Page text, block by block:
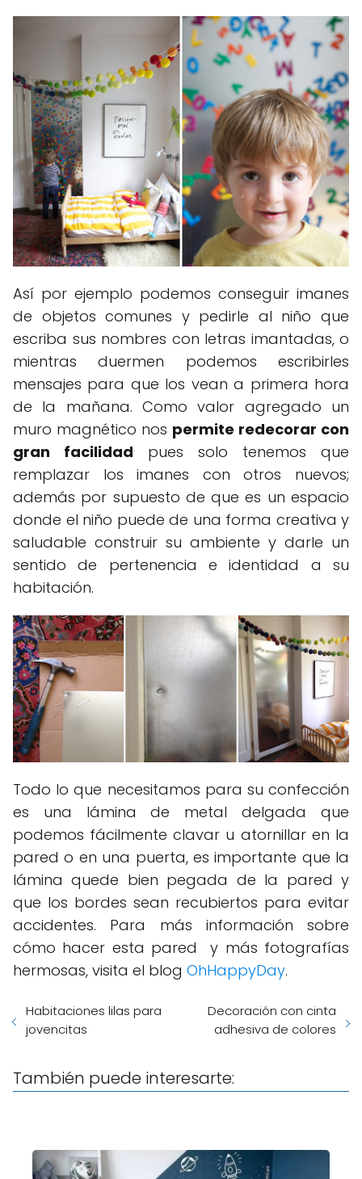
Así por ejemplo podemos conseguir imanes
de objetos comunes y pedirle al niño que
escriba sus nombres con letras imantadas, o
mientras duermen podemos escribirles
mensajes para que los vean a primera hora
de la mañana. Como valor agregado un
muro magnético nos permite redecorar con
gran facilidad pues solo tenemos que
remplazar los imanes con otros nuevos;
además por supuesto de que es un espacio
donde el niño puede de una forma creativa y
saludable construir su ambiente y darle un
sentido de pertenencia e identidad a su
habitación.
Todo lo que necesitamos para su confección
es una lámina de metal delgada que
podemos fácilmente clavar u atornillar en la
pared o en una puerta, es importante que la
lámina quede bien pegada de la pared y
que los bordes sean recubiertos para evitar
accidentes. Para más información sobre
cómo hacer esta pared y más fotografías
hermosas, visita el blog OhHappyDay.
Habitaciones lilas para
jovencitas
Decoración con cinta
adhesiva de colores
También puede interesarte: